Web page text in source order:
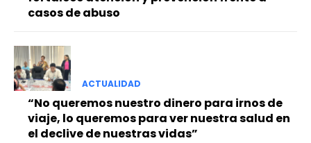
casos de abuso
ACTUALIDAD
“No queremos nuestro dinero para irnos de
viaje, lo queremos para ver nuestra salud en
el declive de nuestras vidas”